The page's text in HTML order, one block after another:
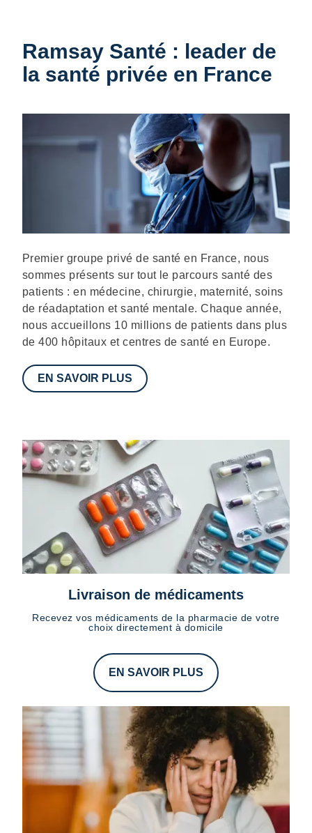
Ramsay Santé : leader de
la santé privée en France
Description
Premier groupe privé de santé en France, nous
sommes présents sur tout le parcours santé des
patients : en médecine, chirurgie, maternité, soins
de réadaptation et santé mentale. Chaque année,
nous accueillons 10 millions de patients dans plus
de 400 hôpitaux et centres de santé en Europe.
EN SAVOIR PLUS
Livraison de médicaments
Recevez vos médicaments de la pharmacie de votre
choix directement à domicile
EN SAVOIR PLUS